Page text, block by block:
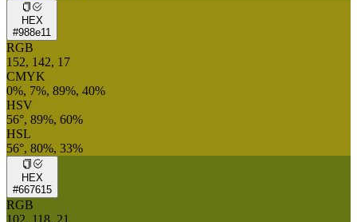
HEX
#988e11
RGB
152, 142, 17
CMYK
0%, 7%, 89%, 40%
HSV
56°, 89%, 60%
HSL
56°, 80%, 33%
HEX
#667615
RGB
102, 118, 21